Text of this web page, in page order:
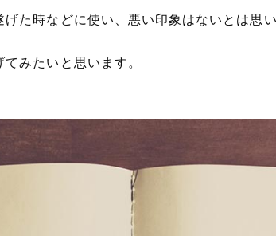
た時などに使い、悪い印象はないとは思い
みたいと思います。